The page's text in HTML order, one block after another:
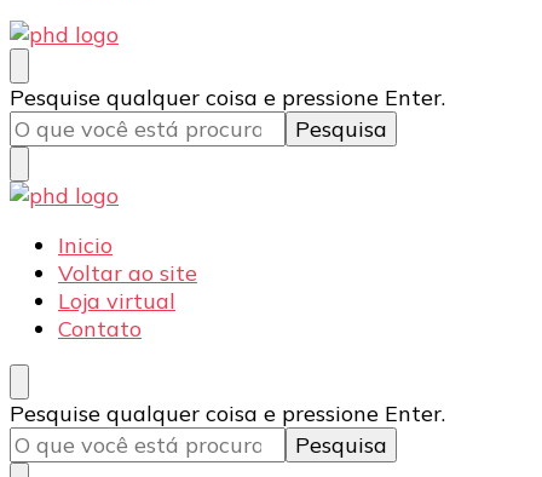
PHD Seg
Blog
Procurando
algo?
Pesquise qualquer coisa e pressione Enter.
PHD Seg
Blog
Inicio
Voltar ao site
Loja virtual
Contato
Procurando
algo?
Pesquise qualquer coisa e pressione Enter.